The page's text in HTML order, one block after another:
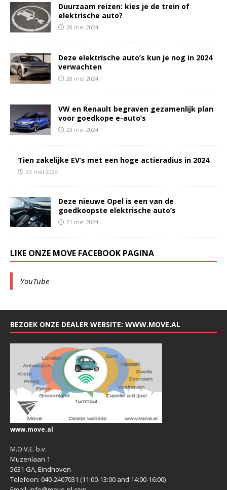
Duurzaam reizen: kies je de trein of
elektrische auto?
28 mei 2024
Deze elektrische auto’s kun je nog in 2024
verwachten
28 mei 2024
VW en Renault begraven gezamenlijk plan
voor goedkope e-auto’s
23 mei 2024
Tien zakelijke EV’s met een hoge actieradius in 2024
23 mei 2024
Deze nieuwe Opel is een van de
goedkoopste elektrische auto’s
21 mei 2024
LIKE ONZE MOVE FACEBOOK PAGINA
YouTube
BEZOEK ONZE DEALER WEBSITE: WWW.MOVE.AL
www.move.al
M.O.V.E. b.v.
Muzenlaan 1
5631 GA, Eindhoven
Telefoon: 040-2407031 (11:00-13:00 and 14:00-16:00)